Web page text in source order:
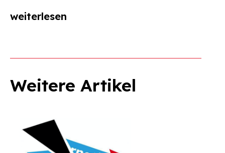
weiterlesen
Weitere Artikel